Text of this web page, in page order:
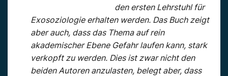
den ersten Lehrstuhl für
Exosoziologie erhalten werden. Das Buch zeigt
aber auch, dass das Thema auf rein
akademischer Ebene Gefahr laufen kann, stark
verkopft zu werden. Dies ist zwar nicht den
beiden Autoren anzulasten, belegt aber, dass